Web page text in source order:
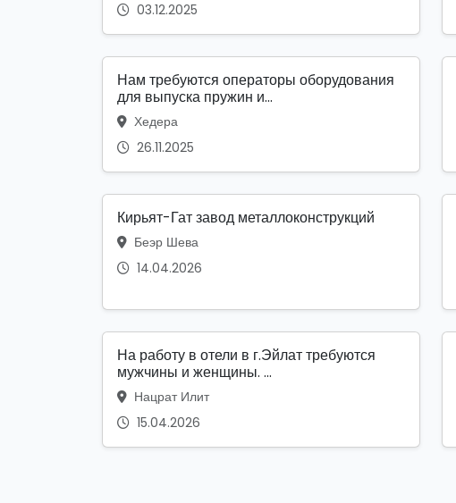
03.12.2025
Нам требуются операторы оборудования
для выпуска пружин и...
Хедера
26.11.2025
Кирьят-Гат завод металлоконструкций
Беэр Шева
14.04.2026
На работу в отели в г.Эйлат требуются
мужчины и женщины. ...
Нацрат Илит
15.04.2026